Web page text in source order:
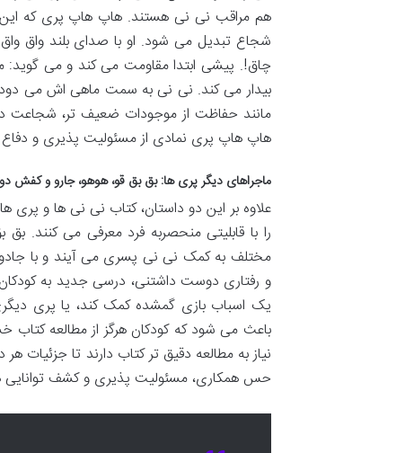
هم مراقب نی نی هستند. هاپ هاپ پری که
شجاع تبدیل می شود. او با صدای بلند واق
چاق!. پیشی ابتدا مقاومت می کند و می گوید:
بیدار می کند. نی نی به سمت ماهی اش می دود
مانند حفاظت از موجودات ضعیف تر، شجاعت
هاپ هاپ پری نمادی از مسئولیت پذیری و
ماجراهای دیگر پری ها: بق بق قو، هوهو، جارو و کفش
علاوه بر این دو داستان، کتاب نی نی ها و
را با قابلیتی منحصربه فرد معرفی می
مختلف به کمک نی نی پسری می آیند و با
و رفتاری دوست داشتنی، درسی جدید به
یک اسباب بازی گمشده کمک کند، یا پری
باعث می شود که کودکان هرگز از مطالعه کتاب
نیاز به مطالعه دقیق تر کتاب دارند تا
حس همکاری، مسئولیت پذیری و کشف